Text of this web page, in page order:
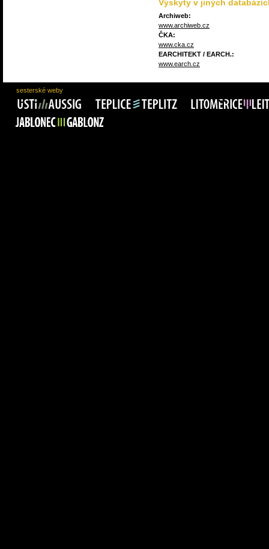
Výskyty v jiných
Archiweb:
www.archiweb.cz
ČKA:
www.cka.cz
EARCHITEKT / EARCH.:
www.earch.cz
sesterské weby